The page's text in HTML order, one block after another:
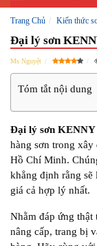
Trang Chủ Kiến thức
Đại lý sơn
Ms Nguyệt
Tóm tắt nội dung
Đại lý sơn KENNY
hàng sơn trong
Hồ Chí Minh.
khẳng định rằng
giá cả hợp lý nhất.
Nhằm đáp ứng thật
nâng cấp, trang bị